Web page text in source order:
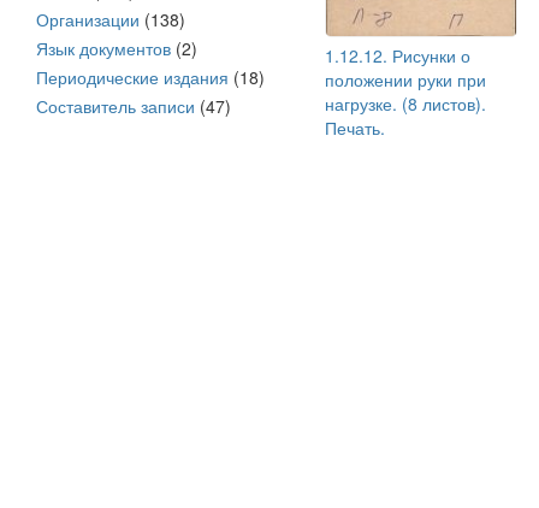
Организации (138)
Язык документов (2)
Периодические издания (18)
Составитель записи (47)
1.12.12. Рисунки о
положении руки при
нагрузке. (8 листов).
Печать.